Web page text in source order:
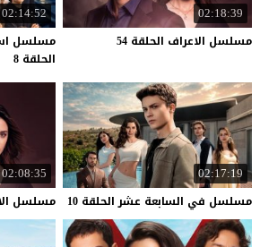
02:18:39
مسلسل الاعراف الحلقة 54
02:14:52
مسلسل
الحلقة 8
02:17:19
مسلسل في السابعة عشر الحلقة 10
02:08:35
مسلسل